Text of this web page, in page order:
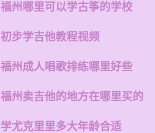
福州哪里可以学古筝的学校
初步学吉他教程视频
福州成人唱歌排练哪里好些
福州卖吉他的地方在哪里买的
学尤克里里多大年龄合适